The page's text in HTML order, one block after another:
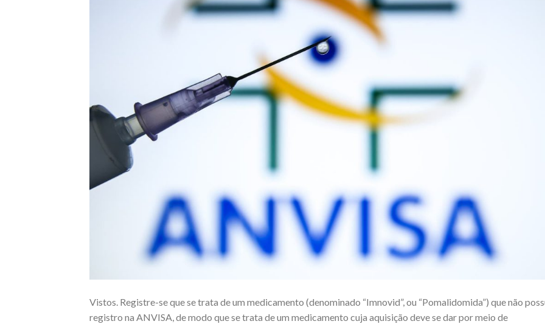
Vistos. Registre-se que se trata de um medicamento (denominado “Imnovid”, ou “Pomalidomida”) que não
registro na ANVISA, de modo que se trata de um medicamento cuja aquisição deve se dar por meio de